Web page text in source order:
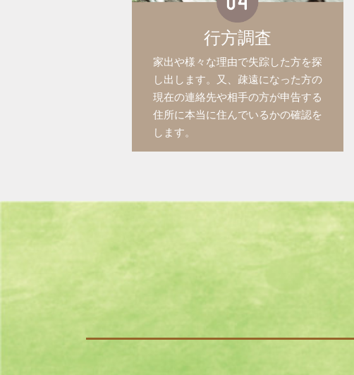
行方調査
家出や様々な理由で失踪した方を探
し出します。又、疎遠になった方の
現在の連絡先や相手の方が申告する
住所に本当に住んでいるかの確認を
します。